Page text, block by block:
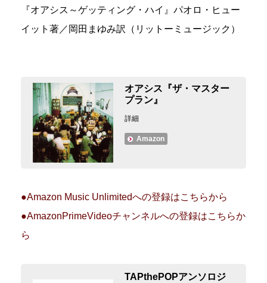
『オアシス～ゲッティング・ハイ』パオロ・ヒュー
イット著／岡田まゆみ訳（リットーミュージック）
オアシス『ザ・マスター
プラン』
詳細
Amazon
●Amazon Music Unlimitedへの登録はこちらから
●AmazonPrimeVideoチャンネルへの登録はこちらか
ら
TAPthePOPアンソロジ